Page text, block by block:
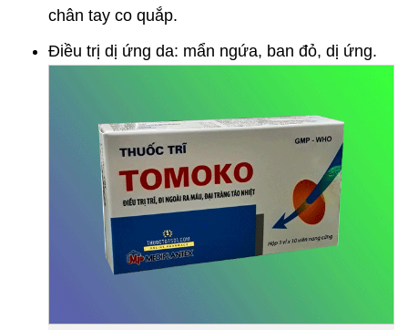
chân tay co quắp.
Điều trị dị ứng da: mẩn ngứa, ban đỏ, dị ứng.